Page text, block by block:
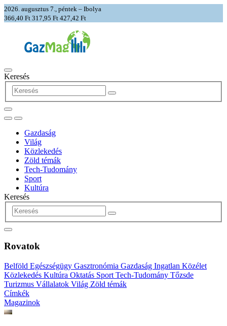
2026. augusztus 7., péntek – Ibolya
366,40 Ft 317,95 Ft 427,42 Ft
Keresés
Gazdaság
Világ
Közlekedés
Zöld témák
Tech-Tudomány
Sport
Kultúra
Keresés
Rovatok
Belföld Egészségügy Gasztronómia Gazdaság Ingatlan Közélet
Közlekedés Kultúra Oktatás Sport Tech-Tudomány Tőzsde
Turizmus Vállalatok Világ Zöld témák
Címkék
Magazinok